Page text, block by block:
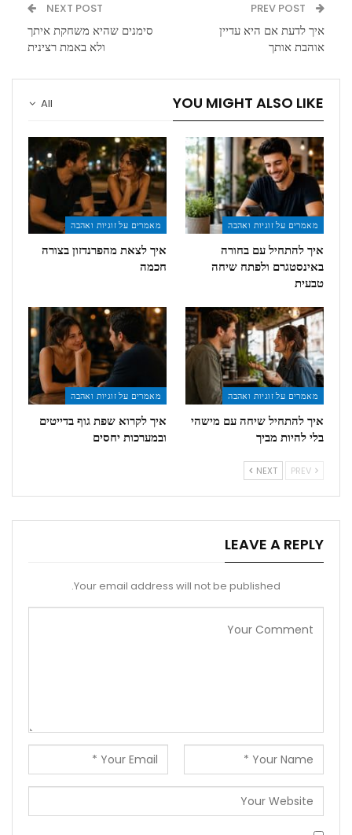
איך לדעת אם היא עדיין
אוהבת אותך
NEXT POST
סימנים שהיא משחקת איתך
ולא באמת רצינית
All YOU MIGHT ALSO LIKE
מאמרים על זוגיות ואהבה
איך להתחיל עם בחורה
באינסטגרם ולפתח שיחה
טבעית
מאמרים על זוגיות ואהבה
איך לצאת מהפרנדזון בצורה
חכמה
מאמרים על זוגיות ואהבה
איך להתחיל שיחה עם מישהי
בלי להיות מביך
מאמרים על זוגיות ואהבה
איך לקרוא שפת גוף בדייטים
ובמערכות יחסים
NEXT
LEAVE A REPLY
Your email address will not be published.